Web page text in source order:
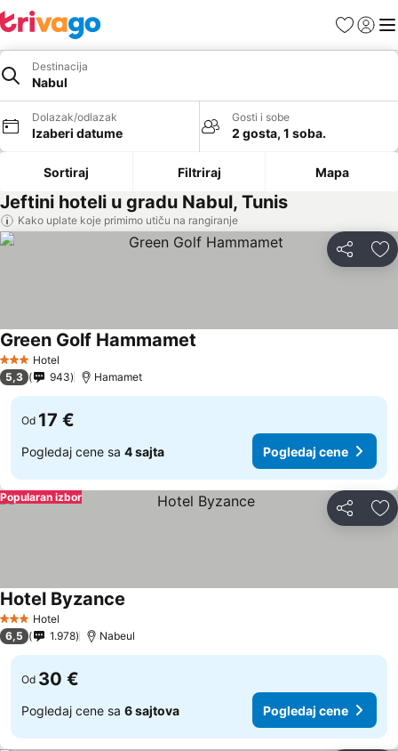
FavoritiPrijavi
Destinacija
Nabul
Dolazak/odlazak
Izaberi datume
Gosti i sobe
2 gosta, 1 soba.
Sortiraj Filtriraj Mapa
Jeftini hoteli u gradu Nabul, Tunis
Kako uplate koje primimo utiču na rangiranje
Deli
3 Zvezdice
Hotel
Green Golf Hammamet
5,3 943 Hamamet
Od 17 €
Pogledaj cene sa 4 sajta Pogledaj cene
Deli
Popularan izbor
3 Zvezdice
Hotel
Hotel Byzance
6,5 1.978 Nabeul
Od 30 €
Pogledaj cene sa 6 sajtova Pogledaj cene